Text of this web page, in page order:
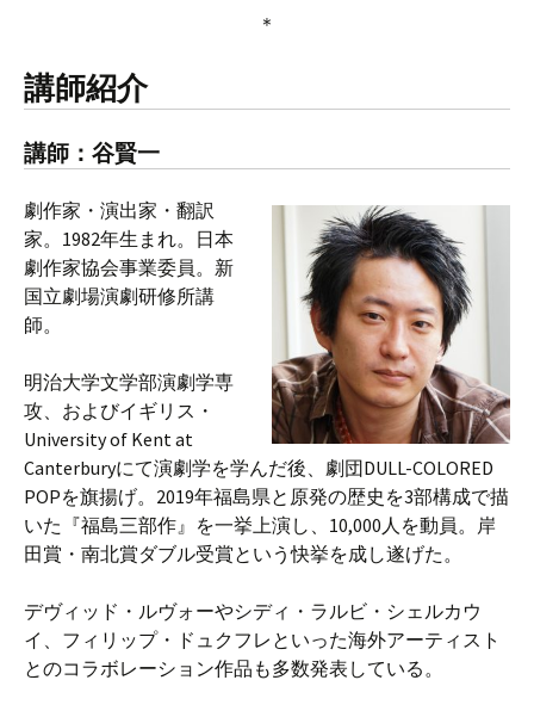
＊
講師紹介
講師：谷賢一
劇作家・演出家・翻訳
家。1982年生まれ。日本
劇作家協会事業委員。新
国立劇場演劇研修所講
師。
明治大学文学部演劇学専
攻、およびイギリス・
University of Kent at
Canterburyにて演劇学を学んだ後、劇団DULL-COLORED
POPを旗揚げ。2019年福島県と原発の歴史を3部構成で描
いた『福島三部作』を一挙上演し、10,000人を動員。岸
田賞・南北賞ダブル受賞という快挙を成し遂げた。
デヴィッド・ルヴォーやシディ・ラルビ・シェルカウ
イ、フィリップ・ドュクフレといった海外アーティスト
とのコラボレーション作品も多数発表している。